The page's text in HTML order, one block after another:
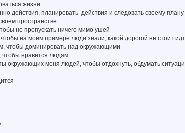
жизни
действия, планировать действия и следовать своему плану
пространстве
не пропускать ничего мимо ушей
на моем примере люди знали, какой дорогой не стоит
чтобы доминировать над окружающими
чтобы нравится людям
окружающих меня людей, чтобы отдохнуть, обдумать